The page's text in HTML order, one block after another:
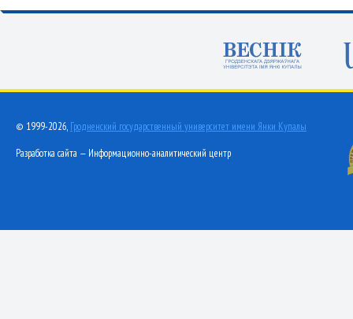
© 1999-2026, Гродненский государственный университет имени Янки Купалы
Разработка сайта — Информационно-аналитический центр